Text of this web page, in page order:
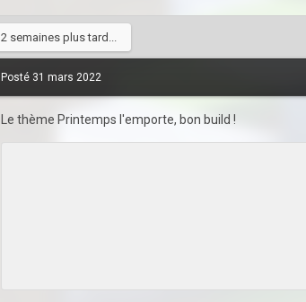
2 semaines plus tard...
Posté 31 mars 2022
Le thème Printemps l'emporte, bon build !